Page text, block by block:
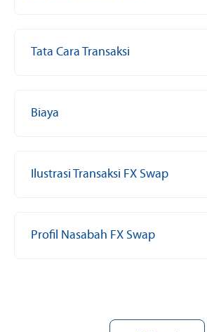
Tata Cara Transaksi
Biaya
Ilustrasi Transaksi FX Swap
Profil Nasabah FX Swap